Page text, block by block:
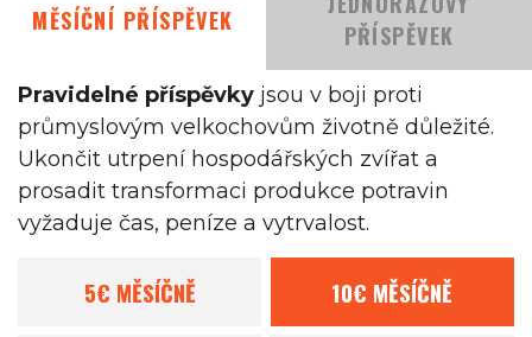
MĚSÍČNÍ PŘÍSPĚVEK
PŘÍSPĚVEK
Pravidelné příspěvky jsou v boji proti
průmyslovým velkochovům životně důležité.
Ukončit utrpení hospodářských zvířat a
prosadit transformaci produkce potravin
vyžaduje čas, peníze a vytrvalost.
5€ MĚSÍČNĚ 10€ MĚSÍČNĚ